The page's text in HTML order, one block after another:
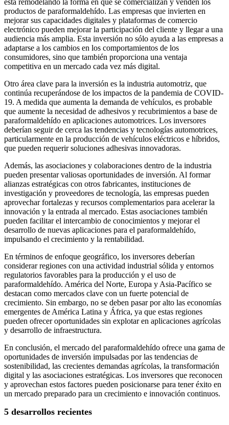
está remodelando la forma en que se comercializan y venden los
productos de paraformaldehído. Las empresas que invierten en
mejorar sus capacidades digitales y plataformas de comercio
electrónico pueden mejorar la participación del cliente y llegar a una
audiencia más amplia. Esta inversión no sólo ayuda a las empresas a
adaptarse a los cambios en los comportamientos de los
consumidores, sino que también proporciona una ventaja
competitiva en un mercado cada vez más digital.
Otro área clave para la inversión es la industria automotriz, que
continúa recuperándose de los impactos de la pandemia de COVID-
19. A medida que aumenta la demanda de vehículos, es probable
que aumente la necesidad de adhesivos y recubrimientos a base de
paraformaldehído en aplicaciones automotrices. Los inversores
deberían seguir de cerca las tendencias y tecnologías automotrices,
particularmente en la producción de vehículos eléctricos e híbridos,
que pueden requerir soluciones adhesivas innovadoras.
Además, las asociaciones y colaboraciones dentro de la industria
pueden presentar valiosas oportunidades de inversión. Al formar
alianzas estratégicas con otros fabricantes, instituciones de
investigación y proveedores de tecnología, las empresas pueden
aprovechar fortalezas y recursos complementarios para acelerar la
innovación y la entrada al mercado. Estas asociaciones también
pueden facilitar el intercambio de conocimientos y mejorar el
desarrollo de nuevas aplicaciones para el paraformaldehído,
impulsando el crecimiento y la rentabilidad.
En términos de enfoque geográfico, los inversores deberían
considerar regiones con una actividad industrial sólida y entornos
regulatorios favorables para la producción y el uso de
paraformaldehído. América del Norte, Europa y Asia-Pacífico se
destacan como mercados clave con un fuerte potencial de
crecimiento. Sin embargo, no se deben pasar por alto las economías
emergentes de América Latina y África, ya que estas regiones
pueden ofrecer oportunidades sin explotar en aplicaciones agrícolas
y desarrollo de infraestructura.
En conclusión, el mercado del paraformaldehído ofrece una gama de
oportunidades de inversión impulsadas por las tendencias de
sostenibilidad, las crecientes demandas agrícolas, la transformación
digital y las asociaciones estratégicas. Los inversores que reconocen
y aprovechan estos factores pueden posicionarse para tener éxito en
un mercado preparado para un crecimiento e innovación continuos.
5 desarrollos recientes